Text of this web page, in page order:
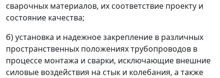
сварочных материалов, их соответствие проекту и
состояние качества;
б) установка и надежное закрепление в различных
пространственных положениях трубопроводов в
процессе монтажа и сварки, исключающие внешние
силовые воздействия на стык и колебания, а также